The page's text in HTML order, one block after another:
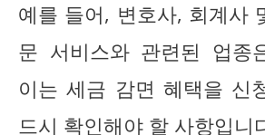
예를 들어, 변호사, 회계사
문 서비스와 관련된 업종
이는 세금 감면 혜택을 신
드시 확인해야 할 사항입니